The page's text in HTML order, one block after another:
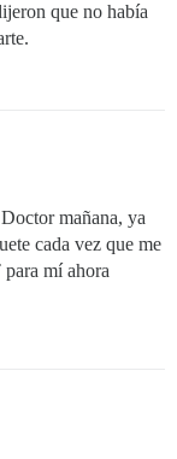
que no había
mañana, ya
cada vez que me
mí ahora